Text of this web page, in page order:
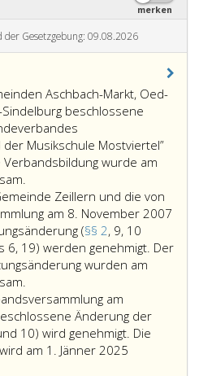
merken
Gesetzgebung: 09.08.2026
Aschbach-Markt, Oed-
beschlossene
Musikschule Mostviertel”
Verbandsbildung wurde am
von
den
Gemeinden
Aschbach-
Markt,
Öhling
und
Wallsee-
Sindelburg
Zeillern und die von
am 8. November 2007
(§§ 2, 9, 10
6, 19) werden genehmigt. Der
wurden am
Beitritt
der
Gemeinde
Zeillern
am
Änderung der
10) wird genehmigt. Die
am 1. Jänner 2025